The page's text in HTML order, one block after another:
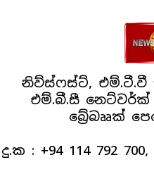
නිව්ස්ෆස්ට්, එම්.ටී.වී
එම්.බී.සී නෙට්වර්ක්
බ්‍රේබෲක්
දු.ක : +94 114 792